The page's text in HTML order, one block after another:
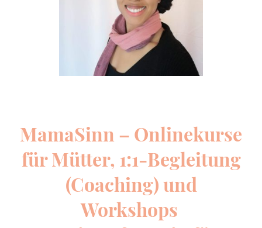
MamaSinn – Onlinekurse
für Mütter, 1:1-Begleitung
(Coaching) und
Workshops